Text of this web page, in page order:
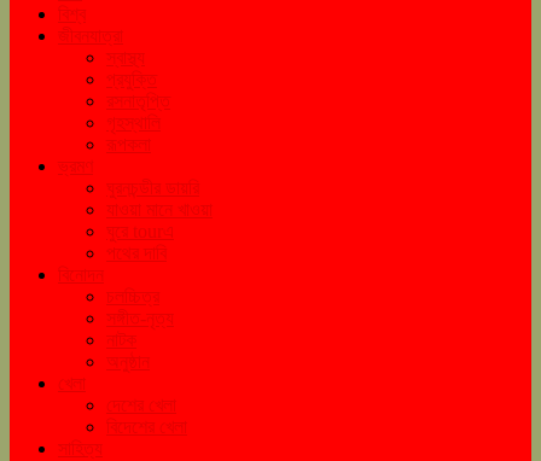
বিশ্ব
জীবনযাত্রা
স্বাস্থ্য
প্রযুক্তি
রসনাতৃপ্তি
গৃহস্থালি
রূপকলা
ভ্রমণ
ঘুরনচন্ডীর ডায়রি
যাওয়া মানে খাওয়া
ঘুরে tourএ
পথের দাবি
বিনোদন
চলচ্চিত্র
সঙ্গীত-নৃত্য
নাটক
অনুষ্ঠান
খেলা
দেশের খেলা
বিদেশের খেলা
সাহিত্য